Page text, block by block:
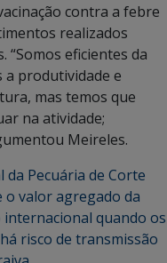
contra a febre
realizados
eficientes da
produtividade e
mas temos que
na atividade;
Meireles.